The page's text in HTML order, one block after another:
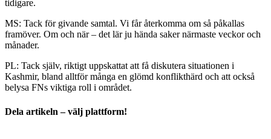
tidigare.
MS: Tack för givande samtal. Vi får återkomma om så påkallas
framöver. Om och när – det lär ju hända saker närmaste veckor och
månader.
PL: Tack själv, riktigt uppskattat att få diskutera situationen i
Kashmir, bland alltför många en glömd konflikthärd och att också
belysa FNs viktiga roll i området.
Dela artikeln – välj plattform!